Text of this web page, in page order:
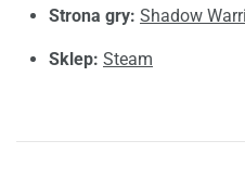
Strona gry: Shadow
Sklep: Steam